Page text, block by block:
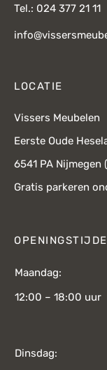
Tel.: 024 377 21 11
LOCATIE
Vissers Meubelen
Eerste Oude
6541 PA
Gratis parkeren
Maandag:
12:00 – 18:00 uur
Dinsdag: